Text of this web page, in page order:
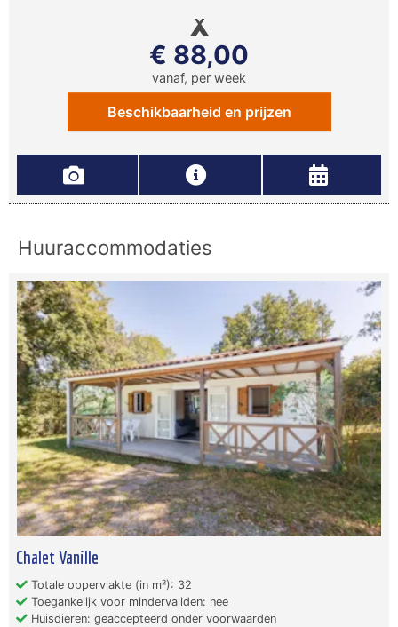
€ 88,00
vanaf, per week
Beschikbaarheid en prijzen
Huuraccommodaties
Chalet Vanille
Totale oppervlakte (in m²): 32
Toegankelijk voor mindervaliden: nee
Huisdieren: geaccepteerd onder voorwaarden